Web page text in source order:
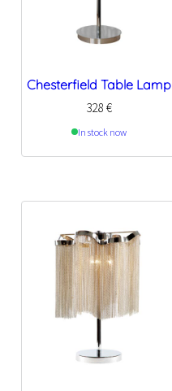
Chesterfield Table Lamp
328 €
In stock now